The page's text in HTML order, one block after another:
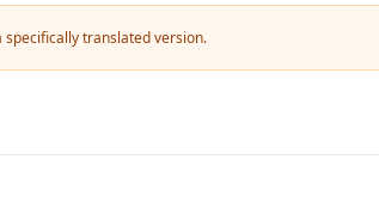
specifically translated version.